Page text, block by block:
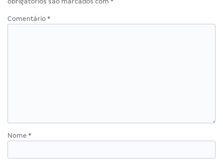
Comentário *
Nome *